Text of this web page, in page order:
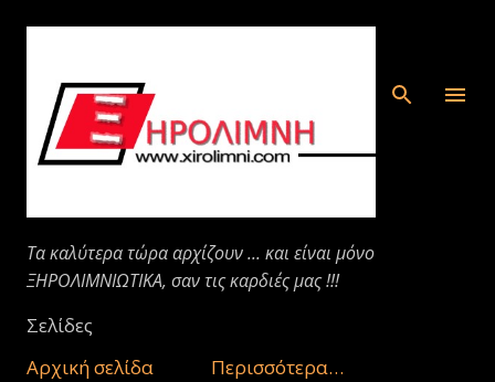
Μετάβαση στο κύριο περιεχόμενο
Τα καλύτερα τώρα αρχίζουν ... και είναι μόνο
ΞΗΡΟΛΙΜΝΙΩΤΙΚΑ, σαν τις καρδιές μας !!!
Σελίδες
Αρχική σελίδα
Περισσότερα…